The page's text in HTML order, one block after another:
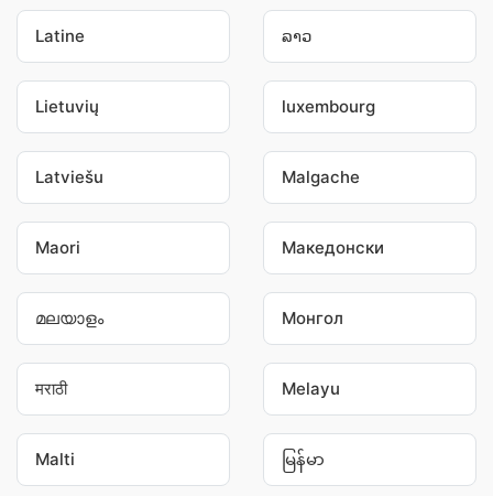
Latine ລາວ
Lietuvių luxembourg
Latviešu Malgache
Maori Македонски
മലയാളം Монгол
मराठी Melayu
Malti မြန်မာ